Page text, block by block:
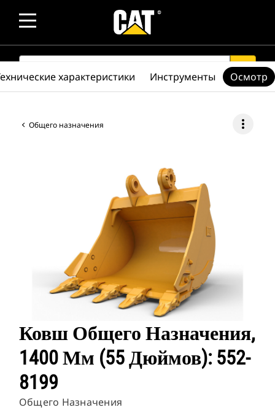
SEARCH search
Общего назначения more_vert
Ковш Общего Назначения,
1400 Мм (55 Дюймов): 552-
8199
Общего Назначения
характеристики Инструменты Осмотр